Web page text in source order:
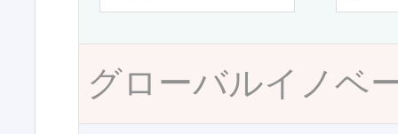
グローバルイノベ